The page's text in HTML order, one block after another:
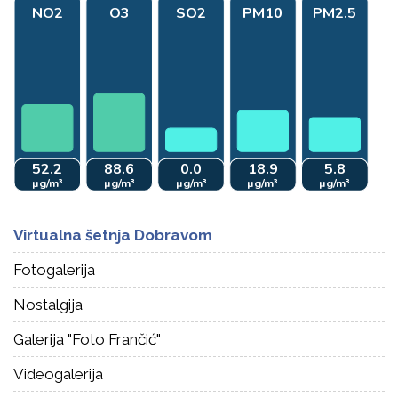
Virtualna šetnja Dobravom
Fotogalerija
Nostalgija
Galerija "Foto Frančić"
Videogalerija